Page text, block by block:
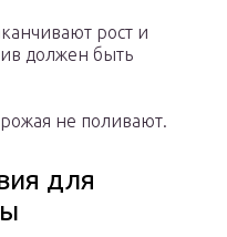
рост и
должен быть
не поливают.
для